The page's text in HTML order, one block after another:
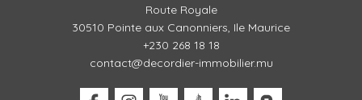
Route Royale
30510 Pointe aux Canonniers, Ile Maurice
+230 268 18 18
contact@decordier-immobilier.mu